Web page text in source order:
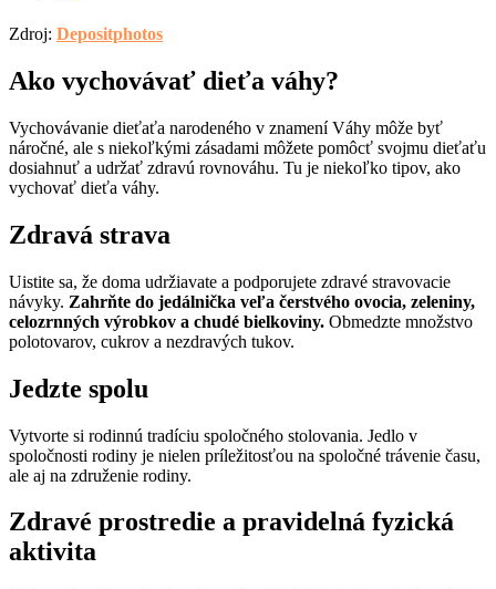
Zdroj: Depositphotos
Ako vychovávať dieťa váhy?
Vychovávanie dieťaťa narodeného v znamení Váhy môže byť
náročné, ale s niekoľkými zásadami môžete pomôcť svojmu dieťaťu
dosiahnuť a udržať zdravú rovnováhu. Tu je niekoľko tipov, ako
vychovať dieťa váhy.
Zdravá strava
Uistite sa, že doma udržiavate a podporujete zdravé stravovacie
návyky. Zahrňte do jedálnička veľa čerstvého ovocia, zeleniny,
celozrnných výrobkov a chudé bielkoviny. Obmedzte množstvo
polotovarov, cukrov a nezdravých tukov.
Jedzte spolu
Vytvorte si rodinnú tradíciu spoločného stolovania. Jedlo v
spoločnosti rodiny je nielen príležitosťou na spoločné trávenie času,
ale aj na združenie rodiny.
Zdravé prostredie a pravidelná fyzická
aktivita